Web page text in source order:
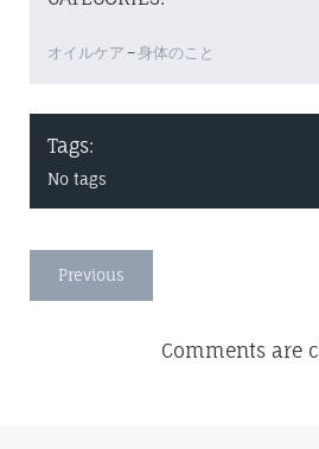
オイルケア –身体のこと
Tags:
No tags
Previous
Comments are